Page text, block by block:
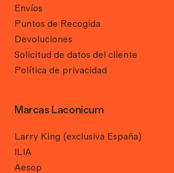
Envíos
Puntos de Recogida
Devoluciones
Solicitud de datos del cliente
Política de privacidad
Marcas Laconicum
Larry King (exclusiva España)
ILIA
Aesop